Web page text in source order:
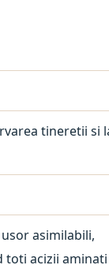
tineretii si
asimilabili,
toti acizii aminati